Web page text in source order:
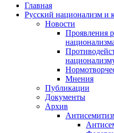
Главная
Русский национализм и
Новости
Проявления
Мнения
Публикации
Документы
Архив